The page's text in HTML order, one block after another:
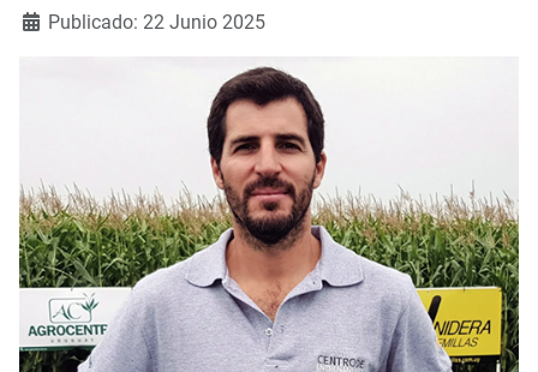
Detalles
Publicado: 22 Junio 2025